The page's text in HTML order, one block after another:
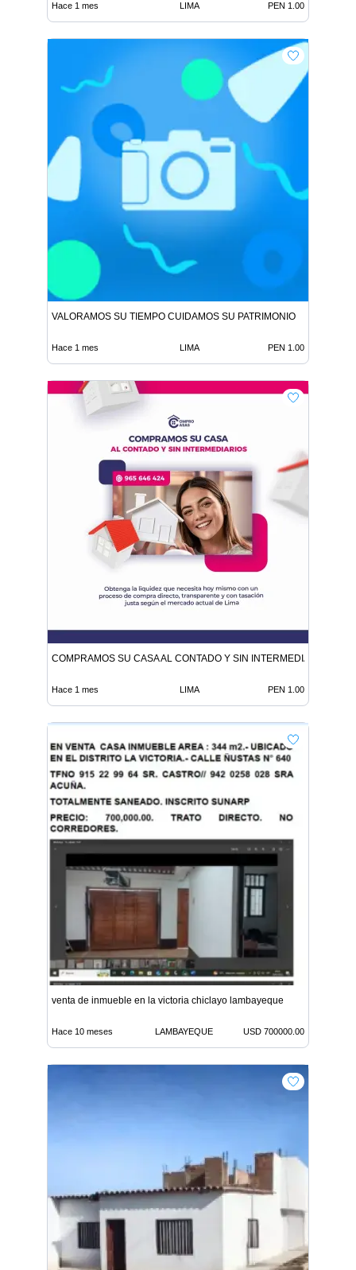
Hace 1 mes LIMA PEN 1.00
VALORAMOS SU TIEMPO CUIDAMOS SU PATRIMONIO
Hace 1 mes LIMA PEN 1.00
COMPRAMOS SU CASA AL CONTADO Y SIN INTERMEDIARIOS
Hace 1 mes LIMA PEN 1.00
venta de inmueble en la victoria chiclayo lambayeque
Hace 10 meses LAMBAYEQUE USD 700000.00